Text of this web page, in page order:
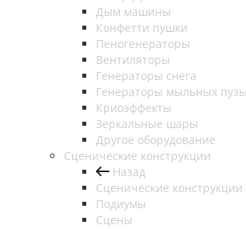
Дым машины
Конфетти пушки
Пеногенераторы
Вентиляторы
Генераторы снега
Генераторы мыльных
Криоэффекты
Зеркальные шары
Другое оборудование
Сценические конструкции
Назад
Сценические конструкции
Подиумы
Сцены